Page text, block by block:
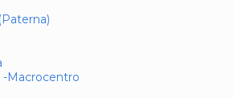
-Macrocentro